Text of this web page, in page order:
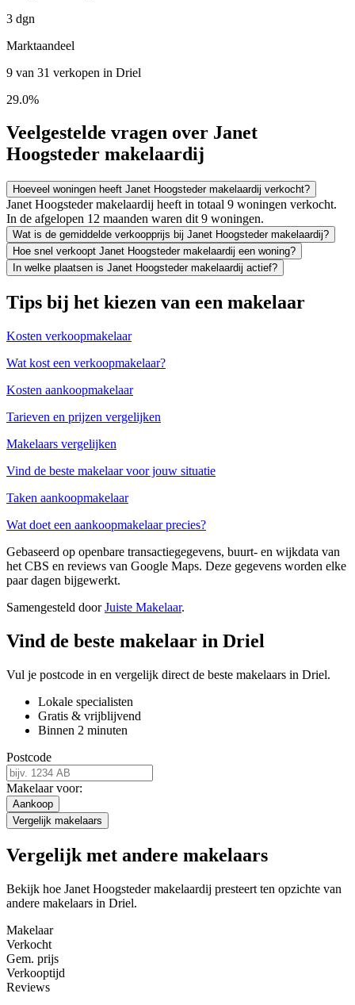
3 dgn
Marktaandeel
9 van 31 verkopen in Driel
29.0%
Veelgestelde vragen over Janet
Hoogsteder makelaardij
Hoeveel woningen heeft Janet Hoogsteder makelaardij verkocht?
Janet Hoogsteder makelaardij heeft in totaal 9 woningen verkocht.
In de afgelopen 12 maanden waren dit 9 woningen.
Wat is de gemiddelde verkoopprijs bij Janet Hoogsteder makelaardij?
Hoe snel verkoopt Janet Hoogsteder makelaardij een woning?
In welke plaatsen is Janet Hoogsteder makelaardij actief?
Tips bij het kiezen van een makelaar
Kosten verkoopmakelaar
Wat kost een verkoopmakelaar?
Kosten aankoopmakelaar
Tarieven en prijzen vergelijken
Makelaars vergelijken
Vind de beste makelaar voor jouw situatie
Taken aankoopmakelaar
Wat doet een aankoopmakelaar precies?
Gebaseerd op openbare transactiegegevens, buurt- en wijkdata van
het CBS en reviews van Google Maps. Deze gegevens worden elke
paar dagen bijgewerkt.
Samengesteld doorJuiste Makelaar.
Vind de beste makelaar in Driel
Vul je postcode in en vergelijk direct de beste makelaars in Driel.
Lokale specialisten
Gratis & vrijblijvend
Binnen 2 minuten
Postcode
Makelaar voor:
Aankoop
Vergelijk makelaars
Vergelijk met andere makelaars
Bekijk hoe Janet Hoogsteder makelaardij presteert ten opzichte van
andere makelaars in Driel.
Makelaar
Verkocht
Gem. prijs
Verkooptijd
Reviews